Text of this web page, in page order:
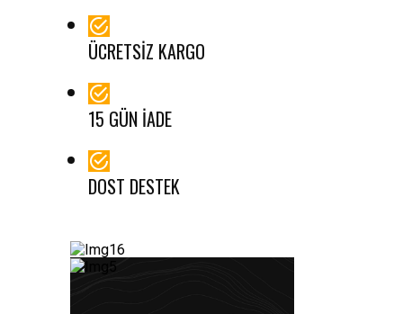
ÜCRETSIZ KARGO
15 GÜN İADE
DOST DESTEK